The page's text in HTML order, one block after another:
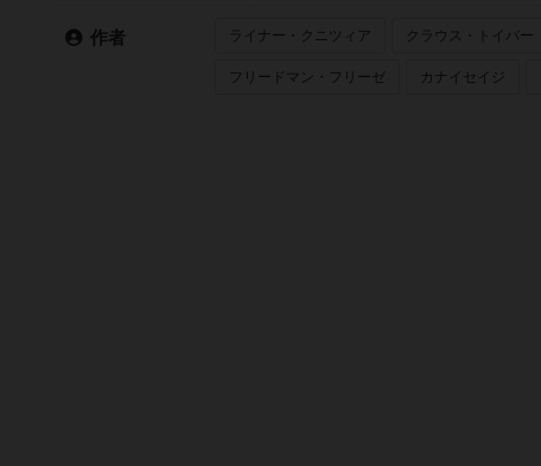
作者 ライナー・クニツィア クラウス・トイバー
フリードマン・フリーゼ カナイセイジ